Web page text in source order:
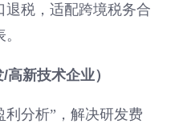
退税，适配跨境税务合
高新技术企业）
利分析”，解决研发费